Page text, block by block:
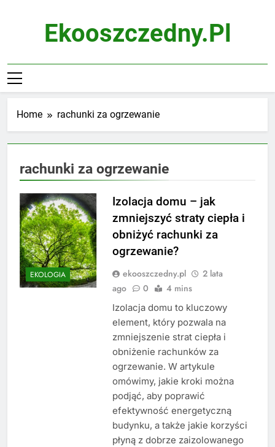
Ekooszczedny.pl
Home rachunki za ogrzewanie
rachunki za ogrzewanie
EKOLOGIA
Izolacja domu – jak
zmniejszyć straty ciepła i
obniżyć rachunki za
ogrzewanie?
ekooszczedny.pl
2 lata
ago
0 4 mins
Izolacja domu to kluczowy
element, który pozwala na
zmniejszenie strat ciepła i
obniżenie rachunków za
ogrzewanie. W artykule
omówimy, jakie kroki można
podjąć, aby poprawić
efektywność energetyczną
budynku, a także jakie korzyści
płyną z dobrze zaizolowanego